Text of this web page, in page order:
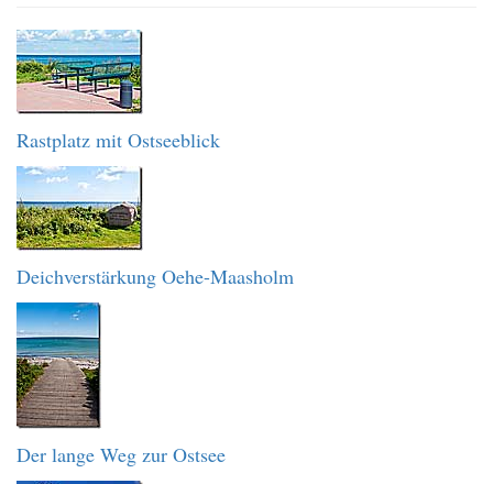
Rastplatz mit Ostseeblick
Deichverstärkung Oehe-Maasholm
Der lange Weg zur Ostsee